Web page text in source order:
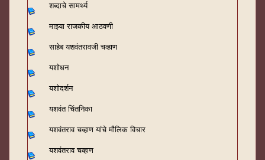
शब्दाचे सामर्थ्य
माझ्या राजकीय आठवणी
साहेब यशवंतरावजी चव्हाण
यशोधन
यशोदर्शन
यशवंत चिंतनिका
यशवंतराव चव्हाण यांचे मौलिक विचार
यशवंतराव चव्हाण